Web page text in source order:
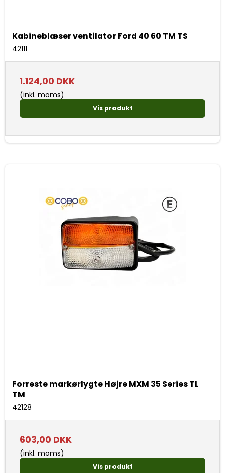
Kabineblæser ventilator Ford 40 60 TM TS
42111
1.124,00 DKK
(inkl. moms)
Vis produkt
Forreste markørlygte Højre MXM 35 Series TL
TM
42128
603,00 DKK
(inkl. moms)
Vis produkt